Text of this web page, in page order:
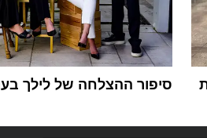
סיפור ההצלחה של לילך